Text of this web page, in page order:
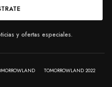
y ofertas especiales.
TOMORROWLAND 2022